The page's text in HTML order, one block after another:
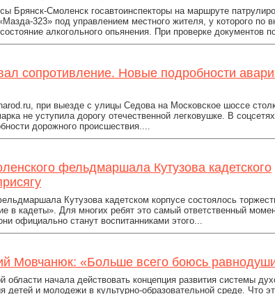
Брянск-Смоленск госавтоинспекторы на маршруте
323» под управлением местного жителя, у которого по
алкогольного опьянения. При проверке документов
сопротивление. Новые подробности
при выезде с улицы Седова на Московское шоссе
не уступила дорогу отечественной легковушке. В соцсетях
дорожного происшествия....
фельдмаршала Кутузова кадетского
Кутузова кадетском корпусе состоялось
в кадеты». Для многих ребят это самый ответственный
официально станут воспитанниками этого...
Мовчанюк: «Больше всего боюсь
области начала действовать концепция развития системы
детей и молодежи в культурно-образовательной среде. Что